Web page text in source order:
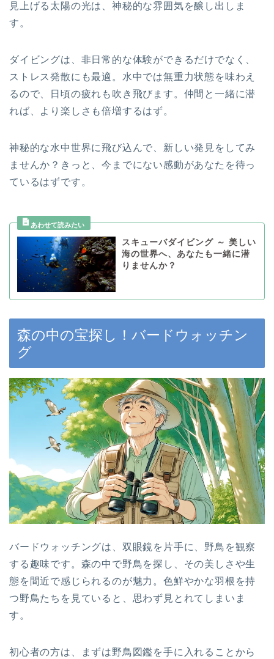
見上げる太陽の光は、神秘的な雰囲気を醸し出しま
す。
ダイビングは、非日常的な体験ができるだけでなく、
ストレス発散にも最適。水中では無重力状態を味わえ
るので、日頃の疲れも吹き飛びます。仲間と一緒に潜
れば、より楽しさも倍増するはず。
神秘的な水中世界に飛び込んで、新しい発見をしてみ
ませんか？きっと、今までにない感動があなたを待っ
ているはずです。
スキューバダイビング ～ 美しい
海の世界へ、あなたも一緒に潜
りませんか？
森の中の宝探し！バードウォッチン
グ
バードウォッチングは、双眼鏡を片手に、野鳥を観察
する趣味です。森の中で野鳥を探し、その美しさや生
態を間近で感じられるのが魅力。色鮮やかな羽根を持
つ野鳥たちを見ていると、思わず見とれてしまいま
す。
初心者の方は、まずは野鳥図鑑を手に入れることから